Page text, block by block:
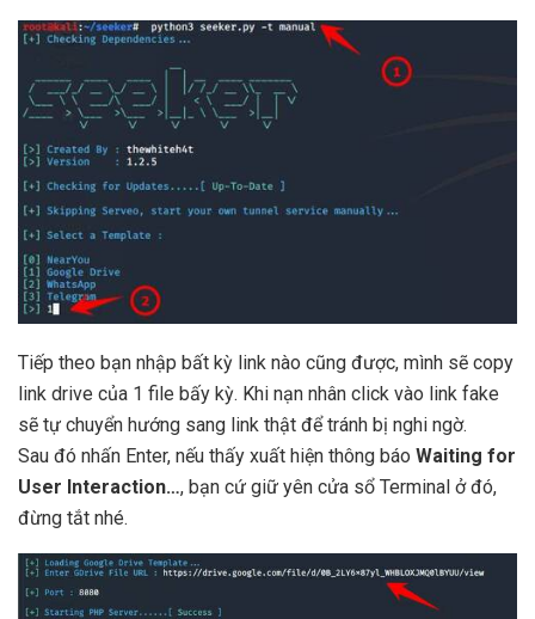
Tiếp theo bạn nhập bất kỳ link nào cũng được, mình sẽ copy
link drive của 1 file bấy kỳ. Khi nạn nhân click vào link fake
sẽ tự chuyển hướng sang link thật để tránh bị nghi ngờ.
Sau đó nhấn Enter, nếu thấy xuất hiện thông báo Waiting for
User Interaction…, bạn cứ giữ yên cửa sổ Terminal ở đó,
đừng tắt nhé.